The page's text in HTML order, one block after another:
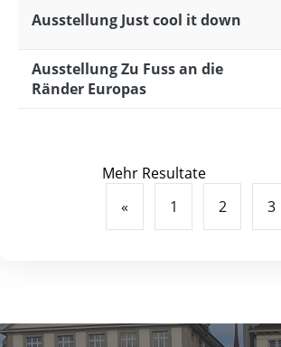
Ausstellung Just cool it down
Ausstellung Zu Fuss an die
Ränder Europas
Mehr Resultate
«
1 2 3